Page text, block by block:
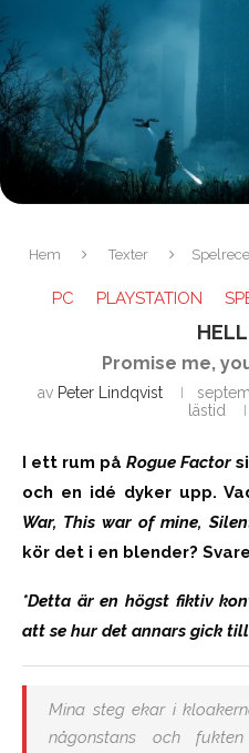
Hem Texter
PC PLAYSTATION
Promise me,
av Peter Lindqvist
lästid
I ett rum på Rogue Factor
och en idé dyker upp.
War, This war of mine,
kör det i en blender?
*Detta är en högst fiktiv
att se hur det annars gick
Mina steg ekar i
någonstans och